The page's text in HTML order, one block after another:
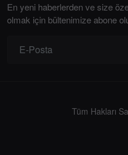
En yeni haberlerden ve size
olmak için bültenimize abone
Tüm Hakları